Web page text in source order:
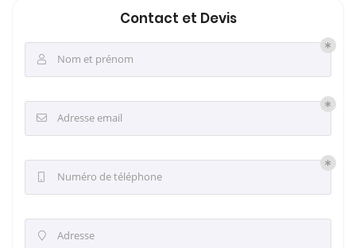
Contact et Devis
 Nom et prénom
 Adresse email
Numéro de téléphone
 Adresse